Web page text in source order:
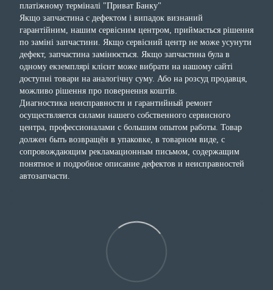
платіжному терміналі "Приват Банку"
Якщо запчастина с дефектом і випадок визнаний
гарантійним, нашим сервісним центром, приймається рішення
по заміні запчастини. Якщо сервісний центр не може усунути
дефект, запчастина замінюється. Якщо запчастина була в
одному екземплярі клієнт може вибрати на нашому сайті
доступні товари на аналогічну суму. Або на розсуд продавця,
можливо рішення про повернення коштів.
Диагностика неисправности и гарантийный ремонт
осуществляется силами нашего собственного сервисного
центра, профессионалами с большим опытом работы. Товар
должен быть возвращён в упаковке, в товарном виде, с
сопровождающим рекламационным письмом, содержащим
понятное и подробное описание дефектов и неисправностей
автозапчасти.